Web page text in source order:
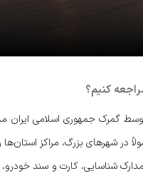
کنیم؟
گمرک جمهوری اسلامی
در شهرهای بزرگ، مراکز
شناسایی، کارت و سند